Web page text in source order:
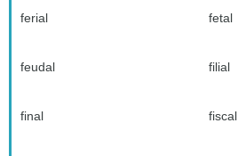
ferial fetal
feudal filial
final fiscal